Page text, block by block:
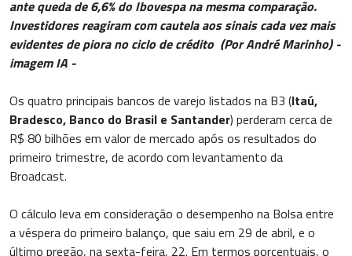
ante queda de 6,6% do Ibovespa na mesma comparação.
Investidores reagiram com cautela aos sinais cada vez mais
evidentes de piora no ciclo de crédito (Por André Marinho) -
imagem IA -
Os quatro principais bancos de varejo listados na B3 (Itaú,
Bradesco, Banco do Brasil e Santander) perderam cerca de
R$ 80 bilhões em valor de mercado após os resultados do
primeiro trimestre, de acordo com levantamento da
Broadcast.
O cálculo leva em consideração o desempenho na Bolsa entre
a véspera do primeiro balanço, que saiu em 29 de abril, e o
último pregão, na sexta-feira, 22. Em termos porcentuais, o